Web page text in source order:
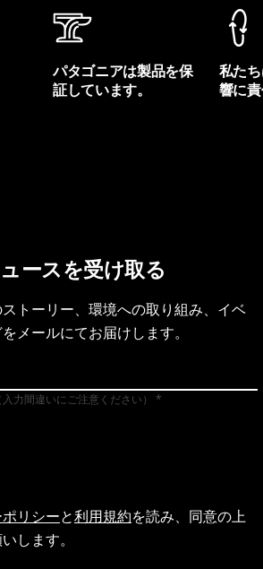
パタゴニアは製品を保
証しています。
私た
響に責
ースを受け取る
トーリー、環境への取り組み、イベ
メールにてお届けします。
力間違いにご注意ください）
リシーと利用規約を読み、同意の上
します。